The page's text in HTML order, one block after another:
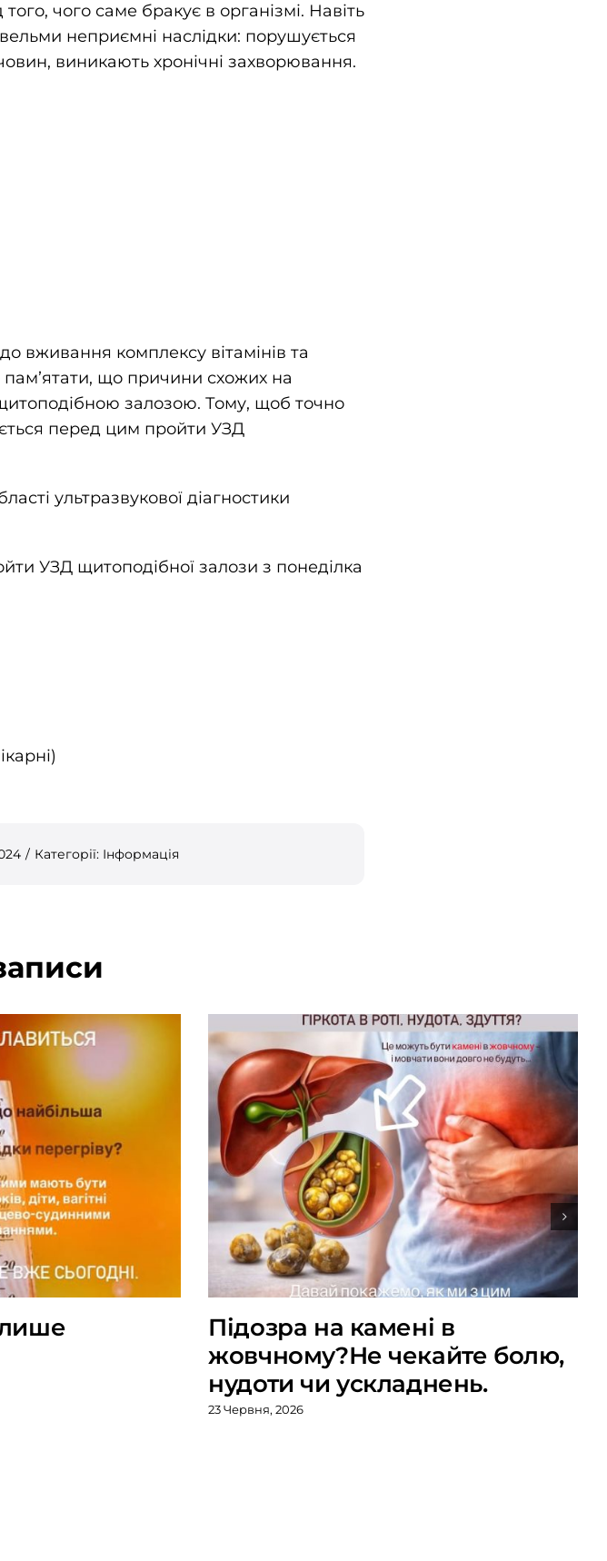
чого саме бракує в організмі. Навіть
неприємні наслідки: порушується
виникають хронічні захворювання.
вживання комплексу вітамінів та
що причини схожих на
щитоподібною залозою. Тому, щоб точно
перед цим пройти УЗД
ультразвукової діагностики
УЗД щитоподібної залози з понеділка
/ Категорії: Інформація
Підозра на камені в
жовчному?Не чекайте болю,
нудоти чи ускладнень.
23 Червня, 2026